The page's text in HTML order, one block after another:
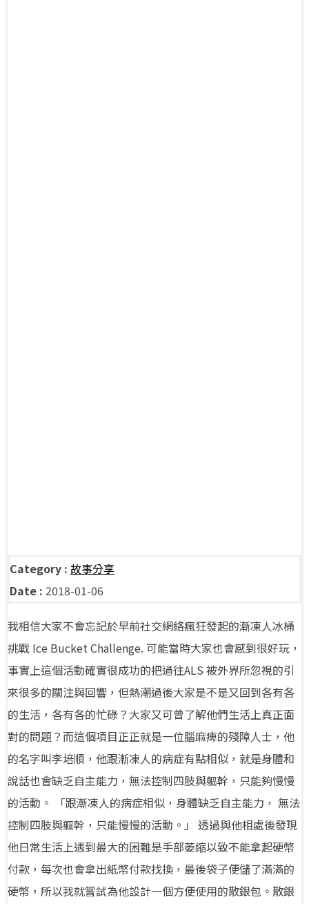
Category : 故事分享
Date : 2018-01-06
我相信大家不會忘記於早前社交網絡瘋狂發起的漸凍人冰桶
挑戰 Ice Bucket Challenge. 可能當時大家也會感到很好玩，
事實上這個活動確實很成功的把過往ALS 被外界所忽視的引
來很多的關注與回響，但熱潮過後大家是不是又回到各有各
的生活，各有各的忙碌？大家又可曾了解他們生活上真正面
對的問題？而這個項目正正就是一位腦麻痺的殘障人士，他
的名字叫李培順，他跟漸凍人的病症有點相似，就是身體和
說話也會缺乏自主能力，無法控制四肢與軀幹，只能夠慢慢
的活動。 「跟漸凍人的病症相似，身體缺乏自主能力， 無法
控制四肢與軀幹，只能慢慢的活動。」 透過與他相處後發現
他日常生活上遇到最大的困難是手部萎縮以致不能拿起硬幣
付款，每次也會拿出紙幣付款找換，最後袋子便儲了滿滿的
硬幣，所以我就嘗試為他設計一個方便使用的散銀包。散銀